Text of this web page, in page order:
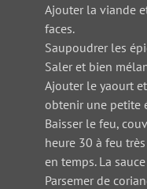
Ajouter la viande
faces.
Saupoudrer les
Saler et bien
Ajouter le yaourt
obtenir une petite
Baisser le feu,
heure 30 à feu
en temps. La
Parsemer de